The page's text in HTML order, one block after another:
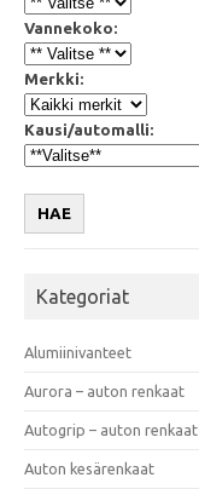
Vannekoko:
Merkki:
Kausi/automalli:
HAE
Kategoriat
Alumiinivanteet
Aurora – auton renkaat
Autogrip – auton renkaat
Auton kesärenkaat